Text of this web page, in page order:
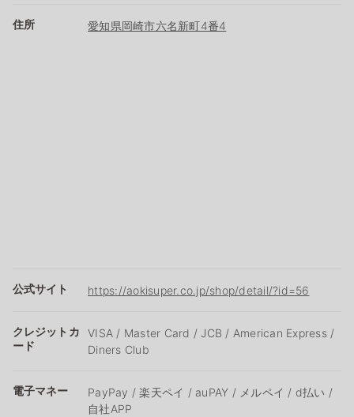
住所 愛知県岡崎市六名新町4番4
公式サイト https://aokisuper.co.jp/shop/detail/?id=56
クレジットカ
ード
VISA / Master Card / JCB / American Express /
Diners Club
電子マネー
PayPay / 楽天ペイ / auPAY / メルペイ / d払い /
自社APP